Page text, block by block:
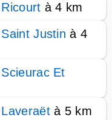
à 4 km
Justin à 4
Et
à 5 km